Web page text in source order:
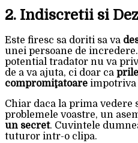
2. Indiscretii si
Este firesc sa doriti sa va
unei persoane de
potential tradator nu va
de a va ajuta, ci doar ca
compromiţatoare impotriva
Chiar daca la prima vedere
problemele voastre, un
un secret. Cuvintele
tuturor intr-o clipa.